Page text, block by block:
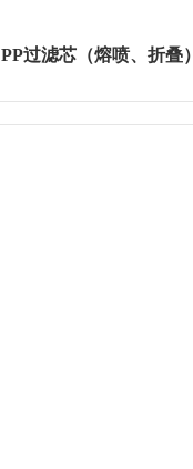
PP过滤芯（熔喷、折叠）